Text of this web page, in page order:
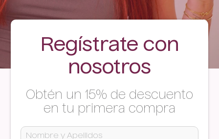
Regístrate con
nosotros
Obtén un 15% de descuento
en tu primera compra